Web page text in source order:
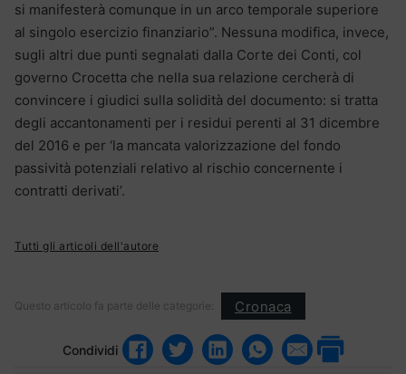
si manifesterà comunque in un arco temporale superiore
al singolo esercizio finanziario”. Nessuna modifica, invece,
sugli altri due punti segnalati dalla Corte dei Conti, col
governo Crocetta che nella sua relazione cercherà di
convincere i giudici sulla solidità del documento: si tratta
degli accantonamenti per i residui perenti al 31 dicembre
del 2016 e per ‘la mancata valorizzazione del fondo
passività potenziali relativo al rischio concernente i
contratti derivati’.
Tutti gli articoli dell'autore
Questo articolo fa parte delle categorie: Cronaca
Condividi